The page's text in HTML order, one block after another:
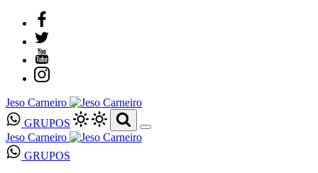
Jeso Carneiro
GRUPOS
Jeso Carneiro
GRUPOS